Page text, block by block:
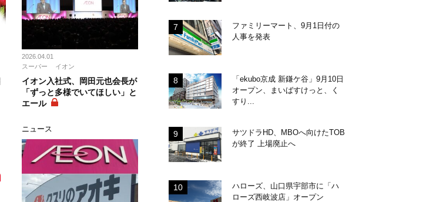
2026.04.01
スーパー
イオン
イオン入社式、岡田元也会長が
「ずっと多様でいてほしい」と
エール
ニュース
ファミリーマート、9月1日付の
人事を発表
「ekubo京成 新鎌ケ谷」9月10日
オープン、まいばすけっと、く
すり...
サツドラHD、MBOへ向けたTOB
が終了 上場廃止へ
ハローズ、山口県宇部市に「ハ
ローズ西岐波店」オープン